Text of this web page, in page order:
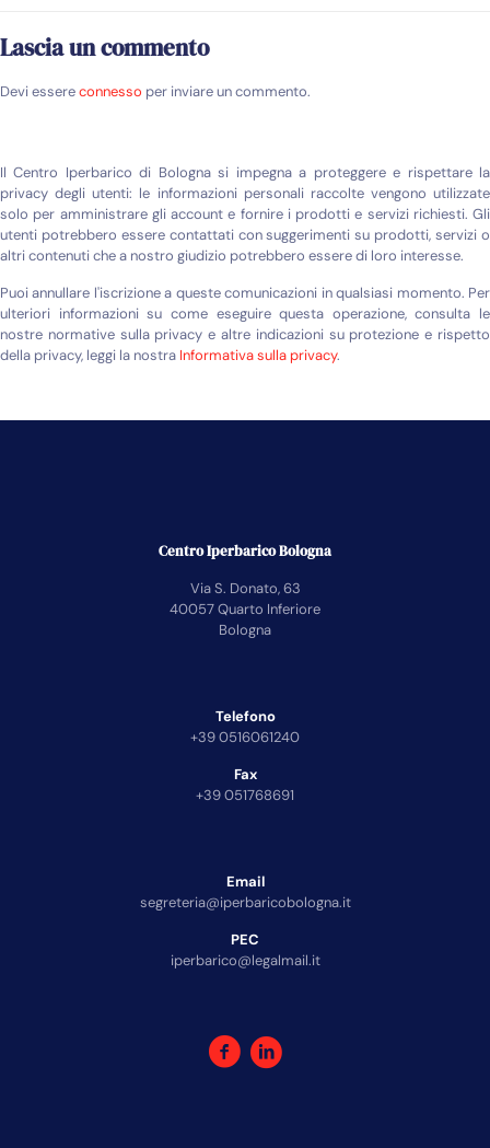
Lascia un commento
Devi essereconnesso per inviare un commento.
Il Centro Iperbarico di Bologna si impegna a proteggere e rispettare la
privacy degli utenti: le informazioni personali raccolte vengono utilizzate
solo per amministrare gli account e fornire i prodotti e servizi richiesti. Gli
utenti potrebbero essere contattati con suggerimenti su prodotti, servizi o
altri contenuti che a nostro giudizio potrebbero essere di loro interesse.
Puoi annullare l'iscrizione a queste comunicazioni in qualsiasi momento. Per
ulteriori informazioni su come eseguire questa operazione, consulta le
nostre normative sulla privacy e altre indicazioni su protezione e rispetto
della privacy, leggi la nostra Informativa sulla privacy.
Centro Iperbarico Bologna
Via S. Donato, 63
40057 Quarto Inferiore
Bologna
Telefono
+39 0516061240
Fax
+39 051768691
Email
segreteria@iperbaricobologna.it
PEC
iperbarico@legalmail.it